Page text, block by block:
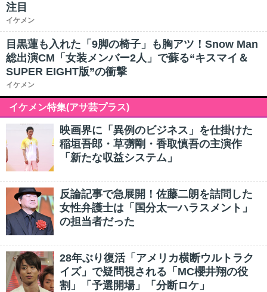
注目
イケメン
目黒蓮も入れた「9脚の椅子」も胸アツ！Snow Man
総出演CM「女装メンバー2人」で蘇る“キスマイ＆
SUPER EIGHT版”の衝撃
イケメン
イケメン特集(アサ芸プラス)
映画界に「異例のビジネス」を仕掛けた
稲垣吾郎・草彅剛・香取慎吾の主演作
「新たな収益システム」
反論記事で急展開！佐藤二朗を詰問した
女性弁護士は「国分太一ハラスメント」
の担当者だった
28年ぶり復活「アメリカ横断ウルトラク
イズ」で疑問視される「MC櫻井翔の役
割」「予選開場」「分断ロケ」